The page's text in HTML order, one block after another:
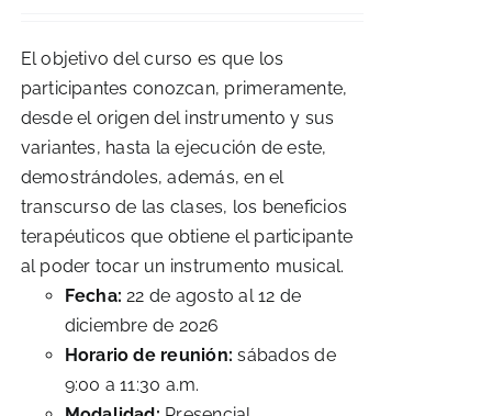
El objetivo del curso es que los
participantes conozcan, primeramente,
desde el origen del instrumento y sus
variantes, hasta la ejecución de este,
demostrándoles, además, en el
transcurso de las clases, los beneficios
terapéuticos que obtiene el participante
al poder tocar un instrumento musical.
Fecha:22 de agosto al 12 de
diciembre de 2026
Horario de reunión: sábados de
9:00 a 11:30 a.m.